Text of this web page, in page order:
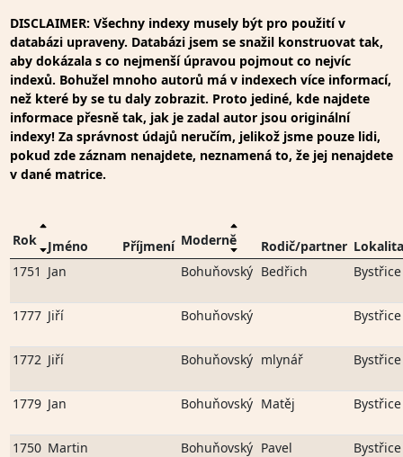
DISCLAIMER: Všechny indexy musely být pro použití v
databázi upraveny. Databázi jsem se snažil konstruovat tak,
aby dokázala s co nejmenší úpravou pojmout co nejvíc
indexů. Bohužel mnoho autorů má v indexech více informací,
než které by se tu daly zobrazit. Proto jediné, kde najdete
informace přesně tak, jak je zadal autor jsou originální
indexy! Za správnost údajů neručím, jelikož jsme pouze lidi,
pokud zde záznam nenajdete, neznamená to, že jej nenajdete
v dané matrice.
Rok Jméno Příjmení Moderně Rodič/partner Lokalita
1751 Jan Bohuňovský Bedřich Bystřice
1777 Jiří Bohuňovský Bystřice
1772 Jiří Bohuňovský mlynář Bystřice
1779 Jan Bohuňovský Matěj Bystřice
1750 Martin Bohuňovský Pavel Bystřice